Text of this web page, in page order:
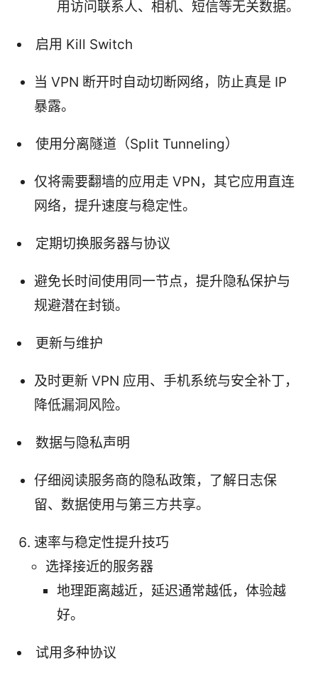
用访问联系人、相机、短信等无关数据。
启用 Kill Switch
当 VPN 断开时自动切断网络，防止真是 IP
暴露。
使用分离隧道（Split Tunneling）
仅将需要翻墙的应用走 VPN，其它应用直连
网络，提升速度与稳定性。
定期切换服务器与协议
避免长时间使用同一节点，提升隐私保护与
规避潜在封锁。
更新与维护
及时更新 VPN 应用、手机系统与安全补丁，
降低漏洞风险。
数据与隐私声明
仔细阅读服务商的隐私政策，了解日志保
留、数据使用与第三方共享。
速率与稳定性提升技巧
选择接近的服务器
地理距离越近，延迟通常越低，体验越
好。
试用多种协议